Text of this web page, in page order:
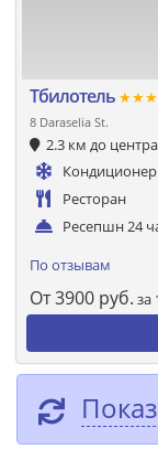
Тбилотель ★★★
8 Daraselia St.
2.3 км до центра
Кондиционер
Ресторан
Ресепшн 24
По отзывам
От3900 руб. за